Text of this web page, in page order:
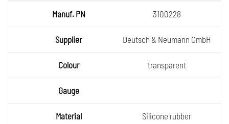
3100228
Deutsch & Neumann GmbH
transparent
Silicone rubber